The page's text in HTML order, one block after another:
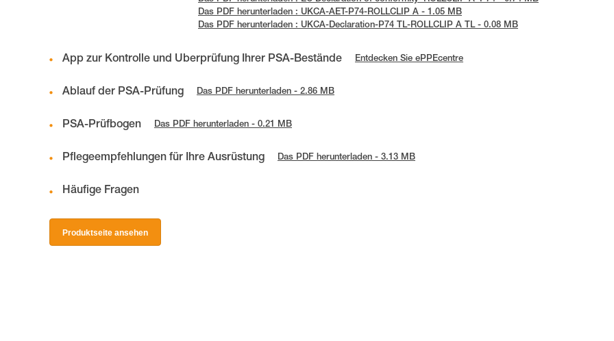
Das PDF herunterladen : UKCA-AET-P74-ROLLCLIP A - 1.05 MB
Das PDF herunterladen : UKCA-Declaration-P74 TL-ROLLCLIP A TL - 0.08 MB
App zur Kontrolle und Überprüfung Ihrer PSA-Bestände Entdecken Sie ePPEcentre
Ablauf der PSA-Prüfung Das PDF herunterladen - 2.86 MB
PSA-Prüfbogen Das PDF herunterladen - 0.21 MB
Pflegeempfehlungen für Ihre Ausrüstung Das PDF herunterladen - 3.13 MB
Häufige Fragen
Produktseite ansehen